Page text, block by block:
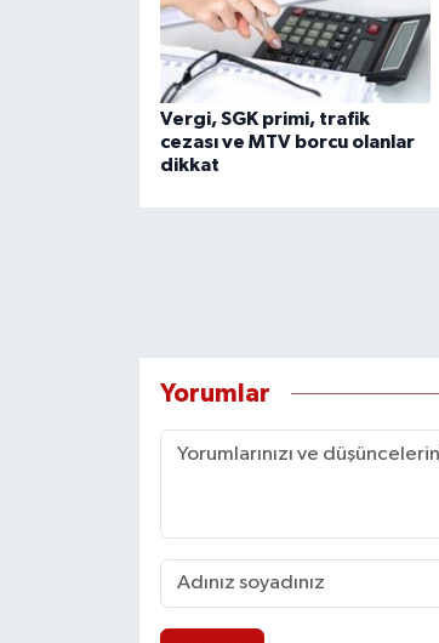
Vergi, SGK primi, trafik
cezası ve MTV borcu olanlar
dikkat
Yorumlar